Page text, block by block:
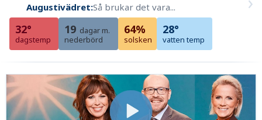
Augustivädret:Så brukar det vara...
32°
dagstemp
19 dagar m.
nederbörd
64%
solsken
28°
vatten temp